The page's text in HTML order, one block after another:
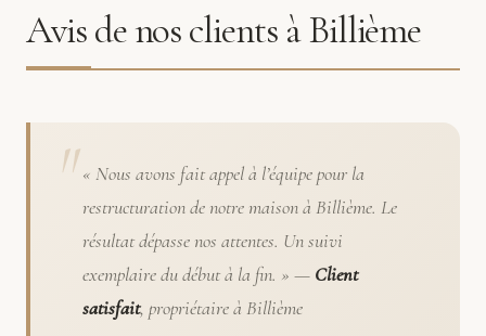
Avis de nos clients à Billième
« Nous avons fait appel à l’équipe pour la
restructuration de notre maison à Billième. Le
résultat dépasse nos attentes. Un suivi
exemplaire du début à la fin. » — Client
satisfait, propriétaire à Billième